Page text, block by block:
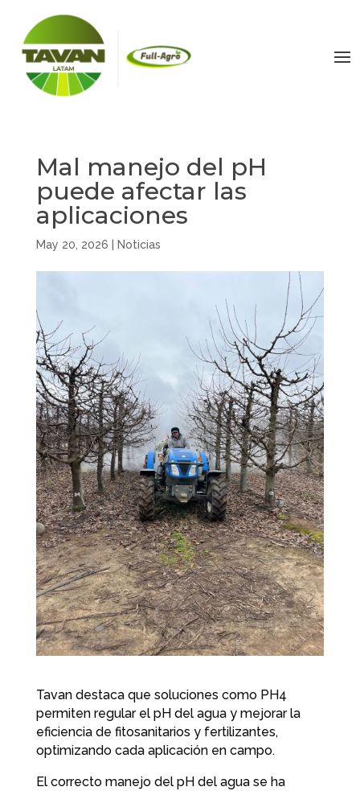
Mal manejo del pH
puede afectar las
aplicaciones
May 20, 2026 Noticias
Tavan destaca que soluciones como PH4
permiten regular el pH del agua y mejorar la
eficiencia de fitosanitarios y fertilizantes,
optimizando cada aplicación en campo.
El correcto manejo del pH del agua se ha